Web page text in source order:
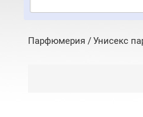
Парфюмерия Унисекс